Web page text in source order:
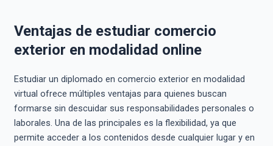
Ventajas de estudiar comercio
exterior en modalidad online
Estudiar un diplomado en comercio exterior en modalidad
virtual ofrece múltiples ventajas para quienes buscan
formarse sin descuidar sus responsabilidades personales o
laborales. Una de las principales es la flexibilidad, ya que
permite acceder a los contenidos desde cualquier lugar y en